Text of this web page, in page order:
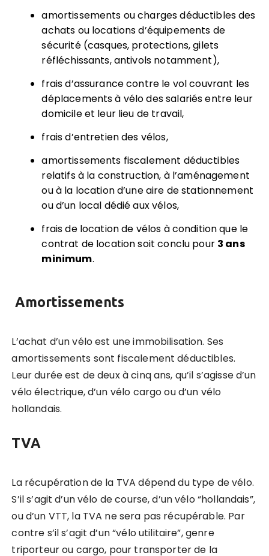
amortissements ou charges déductibles des
achats ou locations d’équipements de
sécurité (casques, protections, gilets
réfléchissants, antivols notamment),
frais d’assurance contre le vol couvrant les
déplacements à vélo des salariés entre leur
domicile et leur lieu de travail,
frais d’entretien des vélos,
amortissements fiscalement déductibles
relatifs à la construction, à l’aménagement
ou à la location d’une aire de stationnement
ou d’un local dédié aux vélos,
frais de location de vélos à condition que le
contrat de location soit conclu pour 3 ans
minimum.
Amortissements
L’achat d’un vélo est une immobilisation. Ses
amortissements sont fiscalement déductibles.
Leur durée est de deux à cinq ans, qu’il s’agisse d’un
vélo électrique, d’un vélo cargo ou d’un vélo
hollandais.
TVA
La récupération de la TVA dépend du type de vélo.
S’il s’agit d’un vélo de course, d’un vélo “hollandais”,
ou d’un VTT, la TVA ne sera pas récupérable. Par
contre s’il s’agit d’un “vélo utilitaire”, genre
triporteur ou cargo, pour transporter de la